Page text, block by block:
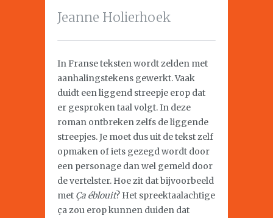
Jeanne Holierhoek
In Franse teksten wordt zelden met
aanhalingstekens gewerkt. Vaak
duidt een liggend streepje erop dat
er gesproken taal volgt. In deze
roman ontbreken zelfs de liggende
streepjes. Je moet dus uit de tekst zelf
opmaken of iets gezegd wordt door
een personage dan wel gemeld door
de vertelster. Hoe zit dat bijvoorbeeld
met Ça éblouit? Het spreektaalachtige
ça zou erop kunnen duiden dat